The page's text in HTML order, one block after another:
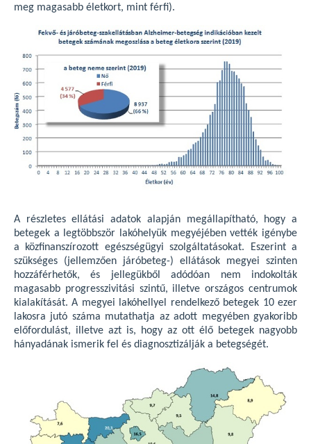
meg magasabb életkort, mint férfi).
A részletes ellátási adatok alapján megállapítható, hogy a
betegek a legtöbbször lakóhelyük megyéjében vették igénybe
a közfinanszírozott egészségügyi szolgáltatásokat. Eszerint a
szükséges (jellemzően járóbeteg-) ellátások megyei szinten
hozzáférhetők, és jellegükből adódóan nem indokolták
magasabb progresszivitási szintű, illetve országos centrumok
kialakítását. A megyei lakóhellyel rendelkező betegek 10 ezer
lakosra jutó száma mutathatja az adott megyében gyakoribb
előfordulást, illetve azt is, hogy az ott élő betegek nagyobb
hányadának ismerik fel és diagnosztizálják a betegségét.